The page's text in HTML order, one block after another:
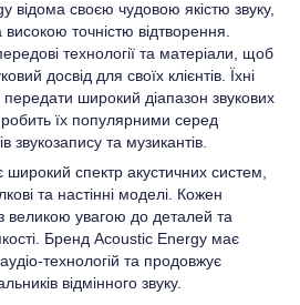
відома своєю чудовою якістю звуку,
точністю відтворення.
технології та матеріали, щоб
досвід для своїх клієнтів. Їхні
передати широкий діапазон звукових
їх популярними серед
звукозапису та музикантів.
спектр акустичних систем,
та настінні моделі. Кожен
великою увагою до деталей та
Бренд Acoustic Energy має
технологій та продовжує
відмінного звуку.